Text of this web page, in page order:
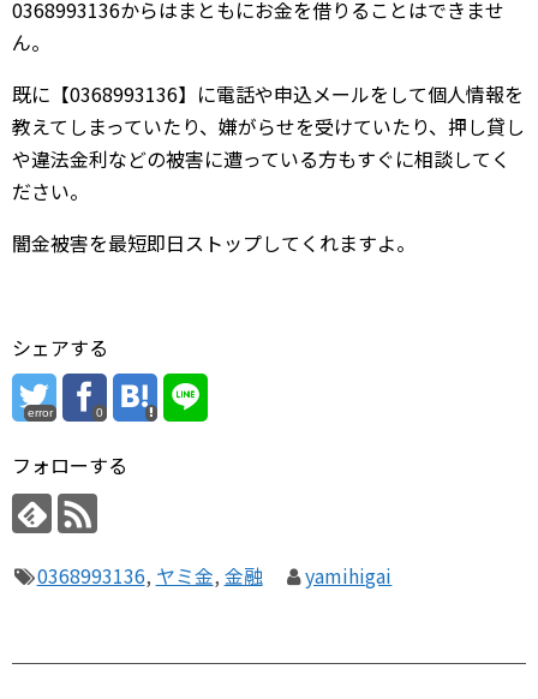
0368993136からはまともにお金を借りることはできませ
ん。
既に【0368993136】に電話や申込メールをして個人情報を
教えてしまっていたり、嫌がらせを受けていたり、押し貸し
や違法金利などの被害に遭っている方もすぐに相談してく
ださい。
闇金被害を最短即日ストップしてくれますよ。
シェアする
error 0
フォローする
0368993136, ヤミ金, 金融 yamihigai